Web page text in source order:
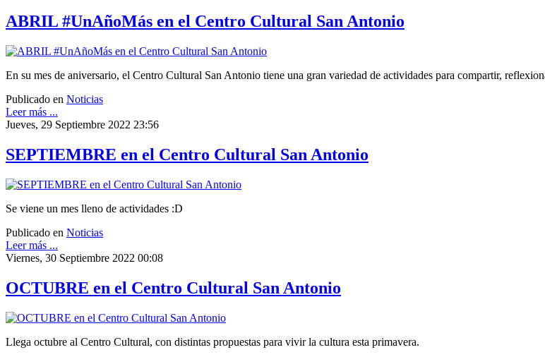
ABRIL #UnAñoMás en el Centro Cultural San Antonio
En su mes de aniversario, el Centro Cultural San Antonio tiene una gran variedad de actividades para compartir,
Publicado en Noticias
Leer más ...
Jueves, 29 Septiembre 2022 23:56
SEPTIEMBRE en el Centro Cultural San Antonio
Se viene un mes lleno de actividades :D
Publicado en Noticias
Leer más ...
Viernes, 30 Septiembre 2022 00:08
OCTUBRE en el Centro Cultural San Antonio
Llega octubre al Centro Cultural, con distintas propuestas para vivir la cultura esta primavera.